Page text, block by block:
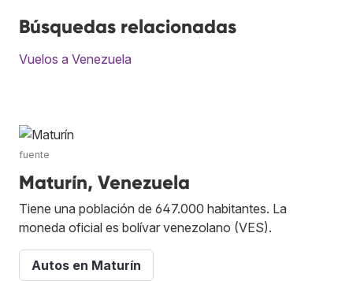
Búsquedas relacionadas
Vuelos a Venezuela
fuente
Maturín, Venezuela
Tiene una población de 647.000 habitantes. La
moneda oficial es bolívar venezolano (VES).
Autos en Maturín